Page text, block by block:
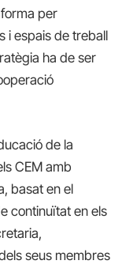
per
i espais de treball
ha de ser
de la
CEM amb
basat en el
continuïtat en els
seus membres